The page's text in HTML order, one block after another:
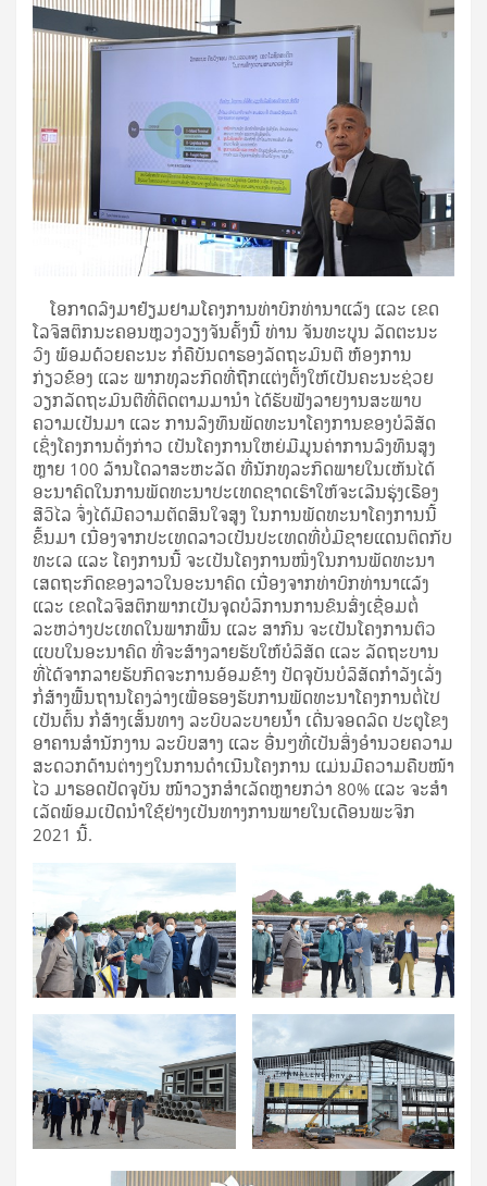
ໂອກາດລົງມາຢ້ຽມຢາມໂຄງການທ່າບົກທ່ານາແລ້ງ ແລະ ເຂດ
ໂລຈິສຕິກນະຄອນຫຼວງວຽງຈັນຄັ້ງ​ນີ້ ທ່ານ​ ຈັນທະບູນ ລັດຕະນະ
ວົງ ພ້ອມ​ດ້ວຍຄະນະ ​ກໍ​ຄື​ບັນດາ​ຮອງລັດຖະມົນຕີ ຫ້ອງການ​
ກ່ຽວຂ້ອງ ​ແລະ ພາກທຸລະກິດທີ່ຖືກແຕ່ງຕັ້ງໃຫ້ເປັນຄະນະຊ່ວຍ
ວຽກລັດຖະມົນຕີທີ່​ຕິດຕາມ​ມາ​ນຳ ​ໄດ້​ຮັບ​ຟັງ​​ລາຍ​ງານສະພາບ​
ຄວາມ​ເປັນ​ມາ ​ແລະ ການ​ລົງທຶນ​ພັດທະນາ​​ໂຄງການ​ຂອງ​ບໍລິສັດ ​
ເຊິ່ງ​ໂຄງການດັ່ງກ່າວ​ ເປັນ​ໂຄງການ​ໃຫຍ່ມີ​ມູນ​ຄ່າ​ການ​ລົງທຶນ​ສູງ​
ຫຼາຍ 100 ​ລ້ານ​ໂດລາ​ສະຫະລັດ​ ທີ່​ນັກທຸລະກິດພາຍ​ໃນ​​ເຫັນ​ໄດ້​
ອະນາຄົດ​ໃນ​ການ​ພັດທະນາ​ປະ​ເທດ​ຊາດ​ເຮົາ​ໃຫ້​ຈະ​ເລີ​ນຮຸ່ງ​ເຮືອງ​
ສີວິ​ໄລ ​ຈຶ່ງ​ໄດ້​ມີ​ຄວາມຕັດ​ສິນ​ໃຈ​ສູງ​ ໃນ​ການ​ພັດທະນາ​ໂຄງການ​ນີ້​
ຂຶ້ນ​ມາ ​ເນື່ອງ​ຈາກ​ປະ​ເທດ​ລາວ​ເປັນ​ປະ​ເທດ​ທີ່​ບໍ່​ມີ​ຊາຍ​ແດນ​ຕິດ​ກັບ​
ທະ​ເລ ​ແລະ ​ໂຄງການ​ນີ້​ ຈະ​ເປັນ​ໂຄງການ​ໜຶ່ງ​ໃນ​ການ​ພັດທະນາ​
ເສດຖະກິດ​ຂອງ​ລາວ​​ໃນ​ອະນາຄົດ ​ເນື່ອງຈາກທ່າບົກທ່ານາແລ້ງ
ແລະ ເຂດໂລຈິສຕິກ​ພາກເປັນ​ຈຸດ​ບໍລິການການ​ຂົນ​ສົ່ງ​ເຊື່ອມ​ຕໍ່
ລະຫວ່າງ​ປະ​ເທດ​ໃນ​ພາກ​ພື້ນ ​ແລະ ສາກົນ ຈະ​ເປັນ​ໂຄງການ​ຕົວ​
ແບບ​ໃນ​ອະນາຄົດ​ ທີ່​ຈະ​ສ້າງ​ລາຍ​ຮັບ​​ໃຫ້​ບໍລິສັດ ​ແລະ ລັດຖະບານ
ທີ່​ໄດ້​ຈາກ​ລາຍ​ຮັບ​ກິດຈະການ​ອ້ອມ​ຂ້າງ ​ປັດຈຸບັນ​ບໍລິສັດ​ກຳລັງ​​ເລັ່ງ
ກໍ່ສ້າງ​ພື້ນຖານ​ໂຄງ​ລ່າງ​ເພື່ອ​ຮອງ​ຮັບ​ການ​ພັດທະນາ​ໂຄງການຕໍ່​ໄປ ​
ເປັນ​ຕົ້ນ ​ກໍ່ສ້າງ​ເສັ້ນທາງ ລະບົບ​ລະບາຍ​ນໍ້າ ​ເດີ່ນຈອດ​ລົດ ປະຕູ​ໂຂງ​
ອາຄານສໍານັກງານ ລະບົບສາງ ​ແລະ ອື່ນໆ​ທີ່​ເປັນ​ສິ່ງ​ອຳນວຍ​ຄວາມ​
ສະດວກດ້ານຕ່າງໆ​ໃນ​ການ​ດຳ​ເນີນ​ໂຄງການ ​ແມ່ນ​ມີ​ຄວາມ​ຄືບ​ໜ້າ​​
ໄວ ​ມາ​ຮອດ​ປັດຈຸບັນ ໜ້າ​ວຽກສຳ​ເລັດຫຼາຍ​ກວ່າ 80% ​ແລະ ​ຈະ​ສຳ​
ເລັດພ້ອມ​ເປີດ​ນຳ​ໃຊ້​ຢ່າງ​ເປັນ​ທາງ​ການ​ພາຍ​ໃນ​ເດືອນ​ພະ​ຈິກ
2021 ນີ້.